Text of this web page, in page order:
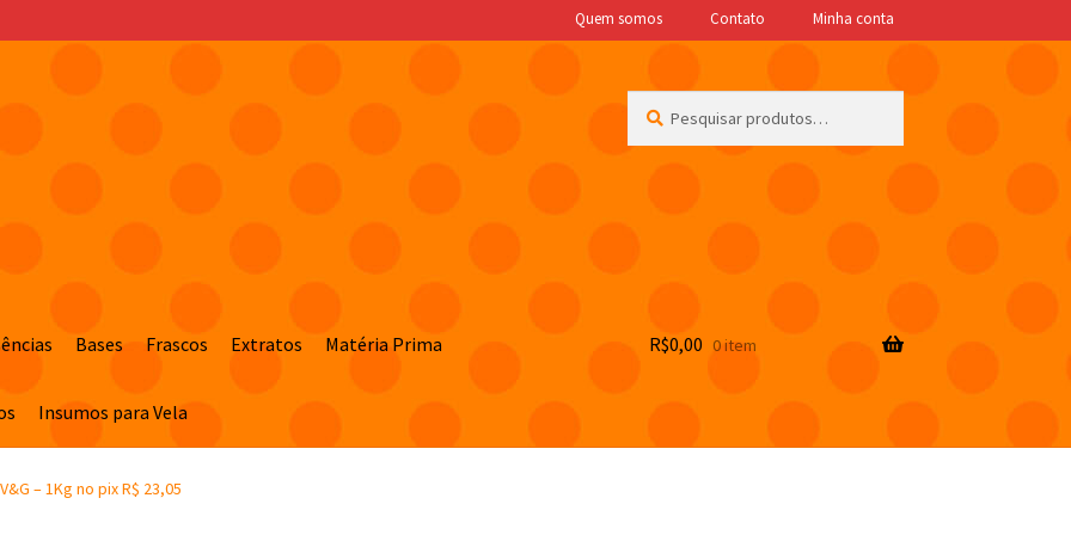
Quem somos Contato Minha conta
por:
Bases Frascos Extratos Matéria Prima
Insumos para Vela
R$0,00 0 item
– 1Kg no pix R$ 23,05